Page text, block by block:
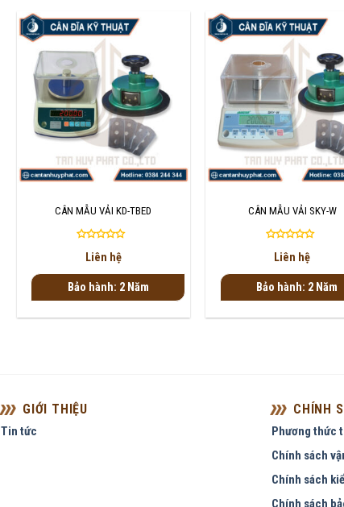
+
CÂN MẪU VẢI KD-TBED
Được
hạng
0
5
sao
Liên hệ
Bảo hành: 2 Năm
+
CÂN MẪU VẢI SKY-W
Được
hạng
0
5
sao
Liên hệ
Bảo hành: 2 Năm
GIỚI THIỆU
Tin tức
CHÍNH
Phương thức
Chính sách
Chính sách
Chính sách